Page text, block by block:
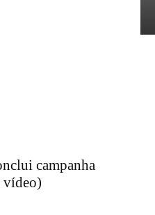
campanha
vídeo)